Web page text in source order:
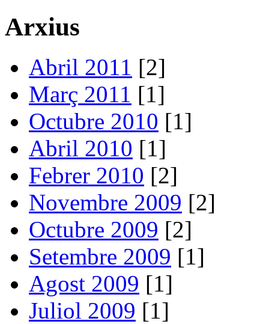
Arxius
Abril 2011 [2]
Març 2011 [1]
Octubre 2010 [1]
Abril 2010 [1]
Febrer 2010 [2]
Novembre 2009 [2]
Octubre 2009 [2]
Setembre 2009 [1]
Agost 2009 [1]
Juliol 2009 [1]